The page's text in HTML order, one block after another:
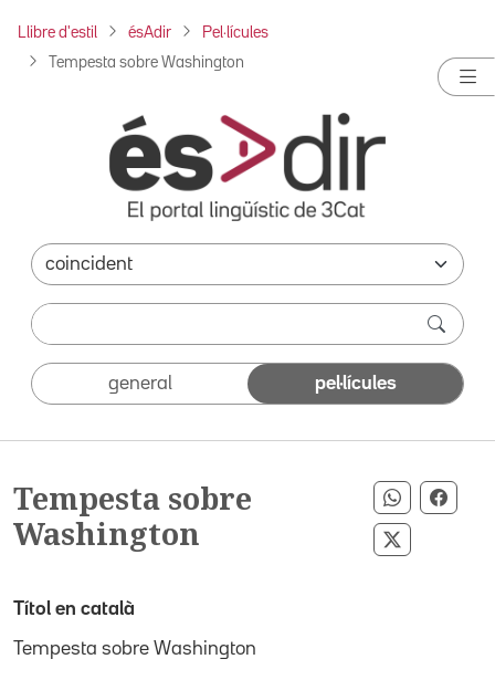
Llibre d'estil ésAdir Pel·lícules
Tempesta sobre Washington
general pel·lícules
Tempesta sobre
Washington
Compartir
Compartir
Títol en català
Tempesta sobre Washington